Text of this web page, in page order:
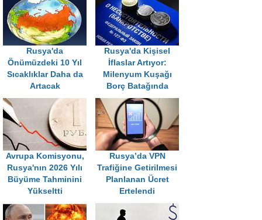
Rusya'da
Önümüzdeki 10 Yıl
Sıcaklıklar Daha da
Artacak
Rusya'da Kişisel
İflaslar Artıyor:
Milenyum Kuşağı
Borç Batağında
Avrupa Komisyonu,
Rusya'nın 2026 Yılı
Büyüme Tahminini
Yükseltti
Rusya’da VPN
Trafiğine Getirilmesi
Planlanan Ücret
Ertelendi